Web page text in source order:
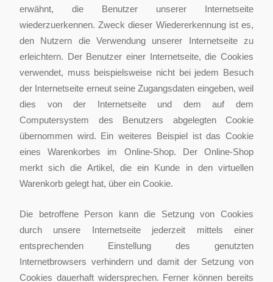
erwähnt, die Benutzer unserer Internetseite
wiederzuerkennen. Zweck dieser Wiedererkennung ist es,
den Nutzern die Verwendung unserer Internetseite zu
erleichtern. Der Benutzer einer Internetseite, die Cookies
verwendet, muss beispielsweise nicht bei jedem Besuch
der Internetseite erneut seine Zugangsdaten eingeben, weil
dies von der Internetseite und dem auf dem
Computersystem des Benutzers abgelegten Cookie
übernommen wird. Ein weiteres Beispiel ist das Cookie
eines Warenkorbes im Online-Shop. Der Online-Shop
merkt sich die Artikel, die ein Kunde in den virtuellen
Warenkorb gelegt hat, über ein Cookie.
Die betroffene Person kann die Setzung von Cookies
durch unsere Internetseite jederzeit mittels einer
entsprechenden Einstellung des genutzten
Internetbrowsers verhindern und damit der Setzung von
Cookies dauerhaft widersprechen. Ferner können bereits